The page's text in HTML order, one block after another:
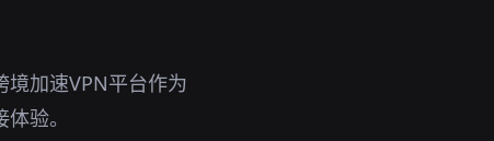
加速VPN平台作为
验。